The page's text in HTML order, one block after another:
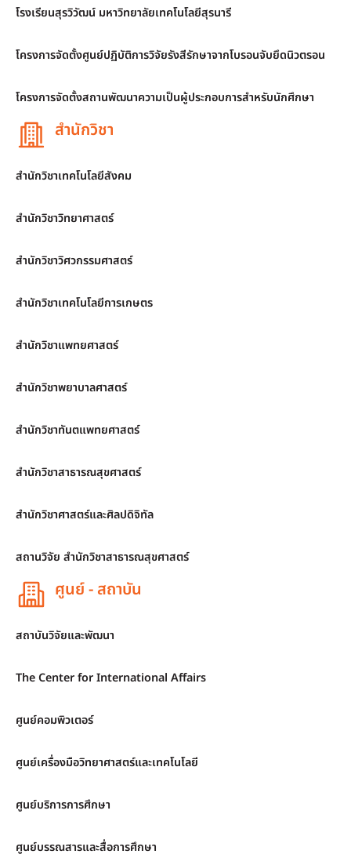
โรงเรียนสุรวิวัฒน์ มหาวิทยาลัยเทคโนโลยีสุรนารี
โครงการจัดตั้งศูนย์ปฏิบัติการวิจัยรังสีรักษาจากโบรอนจับยึดนิวตรอน
โครงการจัดตั้งสถานพัฒนาความเป็นผู้ประกอบการสำหรับนักศึกษา
สำนักวิชา
สำนักวิชาเทคโนโลยีสังคม
สำนักวิชาวิทยาศาสตร์
สำนักวิชาวิศวกรรมศาสตร์
สำนักวิชาเทคโนโลยีการเกษตร
สำนักวิชาแพทยศาสตร์
สำนักวิชาพยาบาลศาสตร์
สำนักวิชาทันตแพทยศาสตร์
สำนักวิชาสาธารณสุขศาสตร์
สำนักวิชาศาสตร์และศิลปดิจิทัล
สถานวิจัย สำนักวิชาสาธารณสุขศาสตร์
ศูนย์ - สถาบัน
สถาบันวิจัยและพัฒนา
The Center for International Affairs
ศูนย์คอมพิวเตอร์
ศูนย์เครื่องมือวิทยาศาสตร์และเทคโนโลยี
ศูนย์บริการการศึกษา
ศูนย์บรรณสารและสื่อการศึกษา